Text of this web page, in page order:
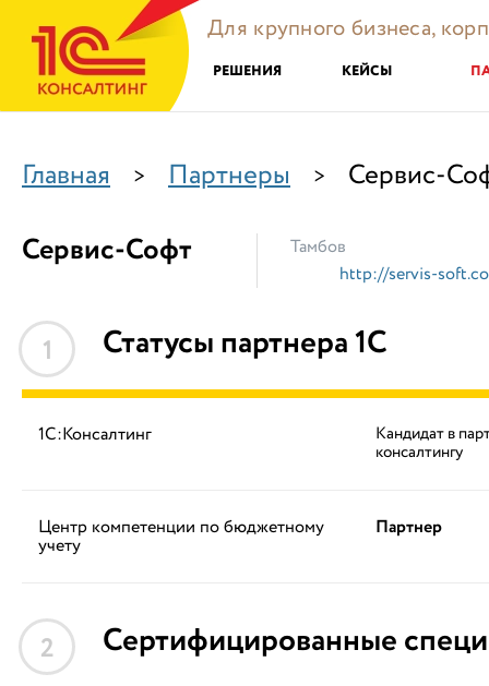
Для крупного бизнеса,
РЕШЕНИЯ КЕЙСЫ
Главная > Партнеры > Сервис-
Сервис-Софт
Тамбов
http://servis-
1 Статусы партнера 1С
1С:Консалтинг Кандидат в
консалтингу
Центр компетенции по бюджетному
учету
Партнер
2 Сертифицированные